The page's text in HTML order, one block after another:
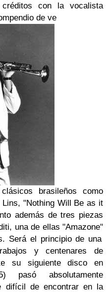
con la vocalista
de ve
brasileños como
Lins, "Nothing Will Be as it
además de tres piezas
, una de ellas "Amazone"
Será el principio de una
y centenares de
su siguiente disco en
pasó absolutamente
difícil de encontrar en la